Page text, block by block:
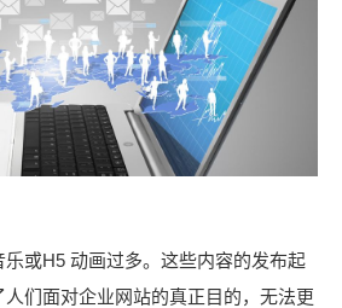
或H5 动画过多。这些内容的发布起
们面对企业网站的真正目的，无法更